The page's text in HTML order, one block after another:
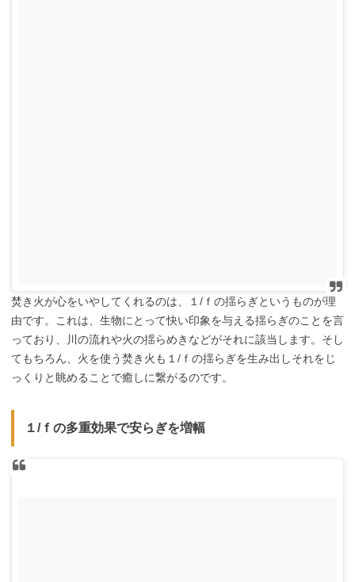
焚き火が心をいやしてくれるのは、１/ｆの揺らぎというものが理
由です。これは、生物にとって快い印象を与える揺らぎのことを言
っており、川の流れや火の揺らめきなどがそれに該当します。そし
てもちろん、火を使う焚き火も１/ｆの揺らぎを生み出しそれをじ
っくりと眺めることで癒しに繋がるのです。
１/ｆの多重効果で安らぎを増幅